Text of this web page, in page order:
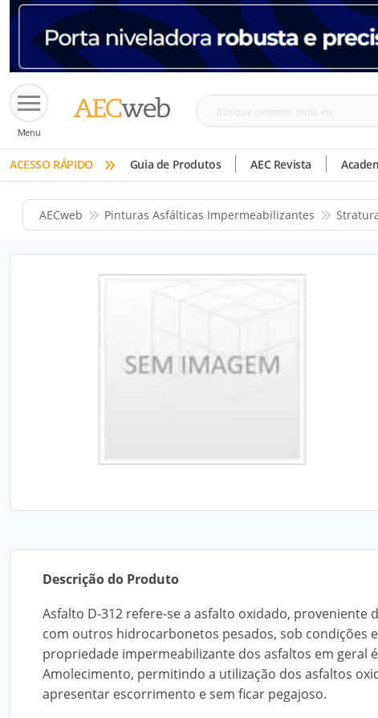
Menu
Busque
tinta,
etc
ACESSO RÁPIDO » Guia de Produtos AEC Revista
AECweb Pinturas Asfálticas Impermeabilizantes
Descrição do Produto
Asfalto D-312 refere-se a asfalto oxidado,
com outros hidrocarbonetos pesados, sob condições
propriedade impermeabilizante dos asfaltos em geral
Amolecimento, permitindo a utilização dos asfaltos
apresentar escorrimento e sem ficar pegajoso.